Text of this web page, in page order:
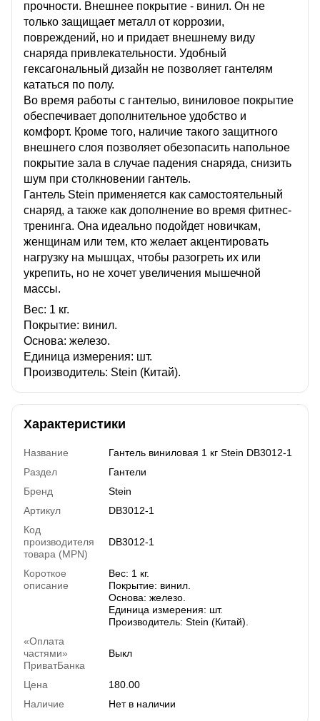
прочности. Внешнее покрытие - винил. Он не
только защищает металл от коррозии,
повреждений, но и придает внешнему виду
снаряда привлекательности. Удобный
гексагональный дизайн не позволяет гантелям
кататься по полу.
Во время работы с гантелью, виниловое покрытие
обеспечивает дополнительное удобство и
комфорт. Кроме того, наличие такого защитного
внешнего слоя позволяет обезопасить напольное
покрытие зала в случае падения снаряда, снизить
шум при столкновении гантель.
Гантель Stein применяется как самостоятельный
снаряд, а также как дополнение во время фитнес-
тренинга. Она идеально подойдет новичкам,
женщинам или тем, кто желает акцентировать
нагрузку на мышцах, чтобы разогреть их или
укрепить, но не хочет увеличения мышечной
массы.
Вес: 1 кг.
Покрытие: винил.
Основа: железо.
Единица измерения: шт.
Производитель: Stein (Китай).
Характеристики
Название
Гантель виниловая 1 кг Stein DB3012-1
Раздел
Гантели
Бренд
Stein
Артикул
DB3012-1
Код
производителя
товара (MPN)
DB3012-1
Короткое
описание
Вес: 1 кг.
Покрытие: винил.
Основа: железо.
Единица измерения: шт.
Производитель: Stein (Китай).
«Оплата
частями»
ПриватБанка
Выкл
Цена
180.00
Наличие
Нет в наличии